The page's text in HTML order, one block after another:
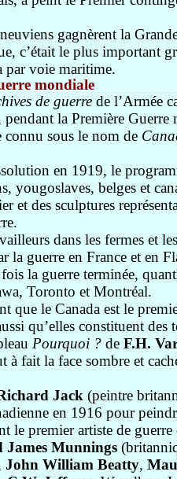
gagnèrent la
c’était le plus important
par voie maritime.
mondiale
de guerre de l’Armée
la Première Guerre
sous le nom de
en 1919, le
yougoslaves, belges et
et des sculptures
dans les fermes et
la guerre en France et en
la guerre terminée,
Toronto et Montréal.
que le Canada est le
qu’elles constituent des
Pourquoi ? de F.H.
fait la face sombre et
Jack (peintre
en 1916 pour
le premier artiste de
James Munnings
John William Beatty,